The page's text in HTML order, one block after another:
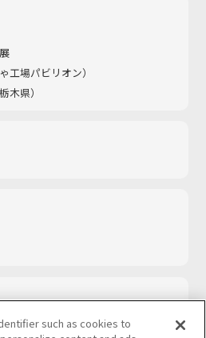
工場パビリオン）​
木県）
such as cookies to